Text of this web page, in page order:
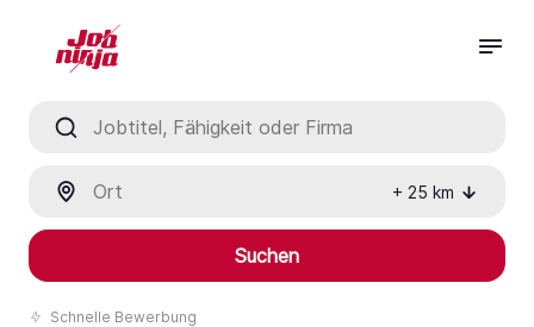
+ 25 km
Suchen
Schnelle Bewerbung